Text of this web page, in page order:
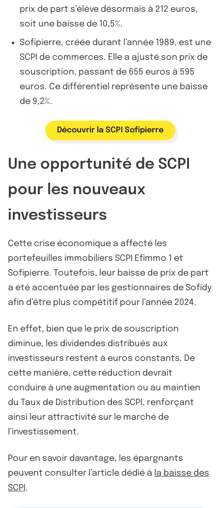
prix de part s’élève désormais à 212 euros,
soit une baisse de 10,5%.
Sofipierre, créée durant l’année 1989, est une
SCPI de commerces. Elle a ajusté son prix de
souscription, passant de 655 euros à 595
euros. Ce différentiel représente une baisse
de 9,2%.
Découvrir la SCPI Sofipierre
Une opportunité de SCPI
pour les nouveaux
investisseurs
Cette crise économique a affecté les
portefeuilles immobiliers SCPI Efimmo 1 et
Sofipierre. Toutefois, leur baisse de prix de part
a été accentuée par les gestionnaires de Sofidy
afin d’être plus compétitif pour l’année 2024.
En effet, bien que le prix de souscription
diminue, les dividendes distribués aux
investisseurs restent à euros constants. De
cette manière, cette réduction devrait
conduire à une augmentation ou au maintien
du Taux de Distribution des SCPI, renforçant
ainsi leur attractivité sur le marché de
l’investissement.
Pour en savoir davantage, les épargnants
peuvent consulter l’article dédié à la baisse des
SCPI .